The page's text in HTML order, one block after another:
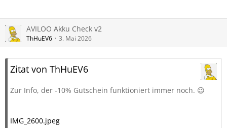
AVILOO Akku Check v2
ThHuEV6 3. Mai 2026
Zitat von ThHuEV6
Zur Info, der -10% Gutschein funktioniert immer noch. 😉
IMG_2600.jpeg